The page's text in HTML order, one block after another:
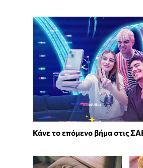
Κάνε το επόμενο βήμα στις